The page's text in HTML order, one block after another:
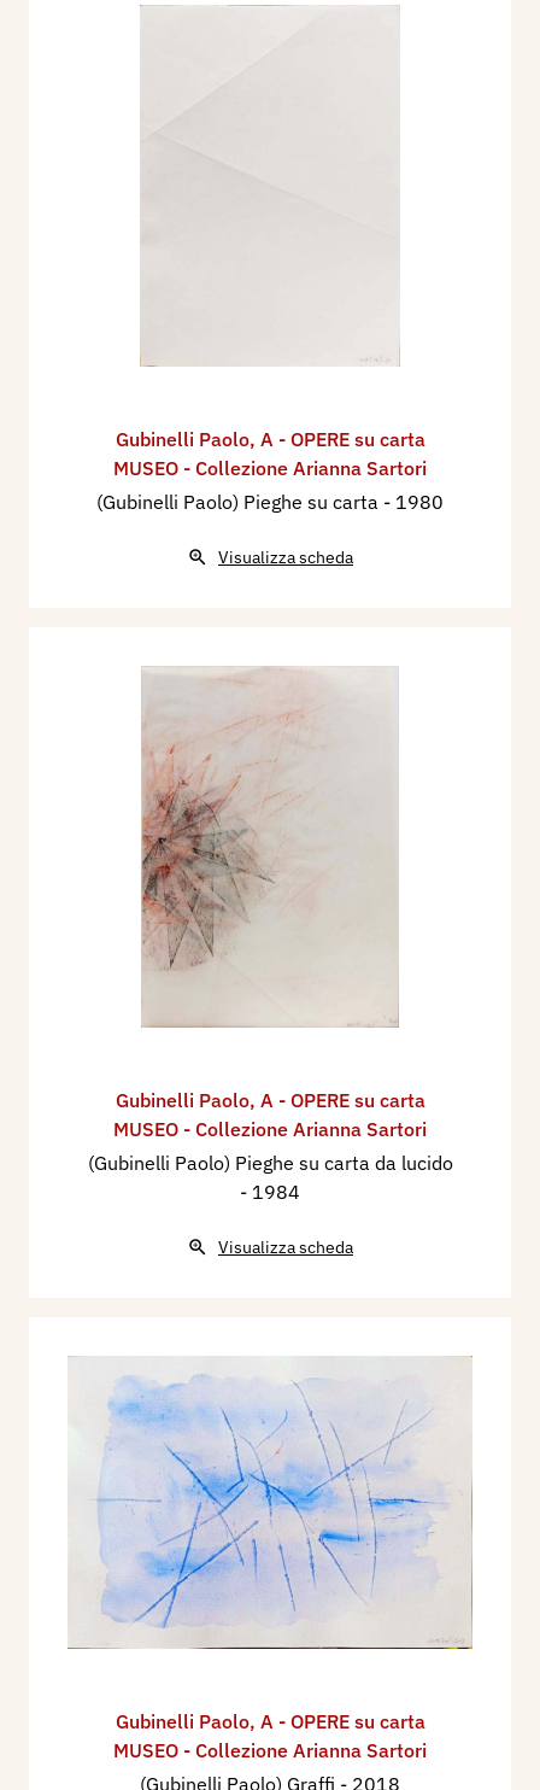
Gubinelli Paolo, A - OPERE su carta
MUSEO - Collezione Arianna Sartori
(Gubinelli Paolo) Pieghe su carta - 1980
Visualizza scheda
Gubinelli Paolo, A - OPERE su carta
MUSEO - Collezione Arianna Sartori
(Gubinelli Paolo) Pieghe su carta da lucido
- 1984
Visualizza scheda
Gubinelli Paolo, A - OPERE su carta
MUSEO - Collezione Arianna Sartori
(Gubinelli Paolo) Graffi - 2018